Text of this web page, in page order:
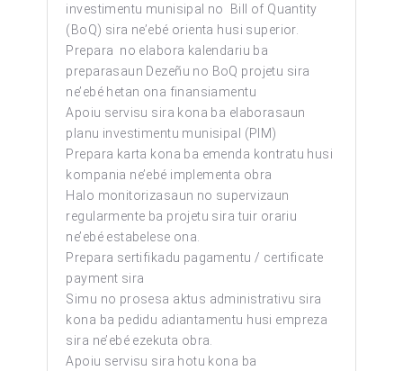
investimentu munisipal no Bill of Quantity
(BoQ) sira ne’ebé orienta husi superior.
Prepara no elabora kalendariu ba
preparasaun Dezeñu no BoQ projetu sira
ne’ebé hetan ona finansiamentu
Apoiu servisu sira kona ba elaborasaun
planu investimentu munisipal (PIM)
Prepara karta kona ba emenda kontratu husi
kompania ne’ebé implementa obra
Halo monitorizasaun no supervizaun
regularmente ba projetu sira tuir orariu
ne’ebé estabelese ona.
Prepara sertifikadu pagamentu / certificate
payment sira
Simu no prosesa aktus administrativu sira
kona ba pedidu adiantamentu husi empreza
sira ne’ebé ezekuta obra.
Apoiu servisu sira hotu kona ba